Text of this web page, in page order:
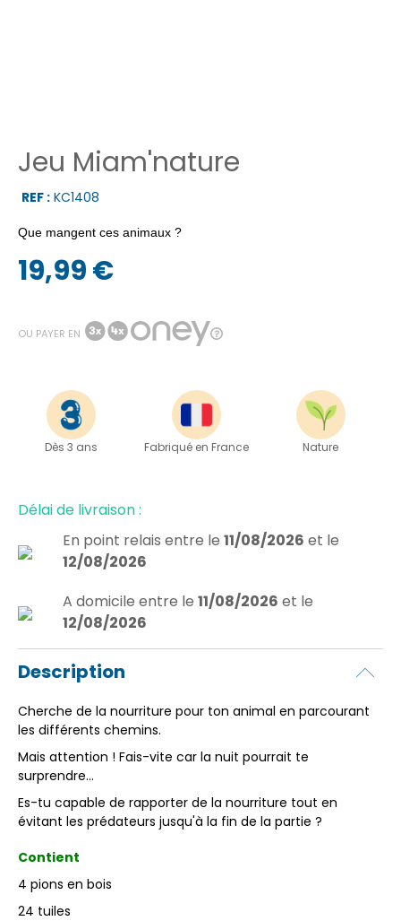
Jeu Miam'nature
REF : KC1408
Que mangent ces animaux ?
19,99 €
OU PAYER EN
Dès 3 ans Fabriqué en France Nature
Délai de livraison :
En point relais entre le 11/08/2026 et le
12/08/2026
A domicile entre le 11/08/2026 et le
12/08/2026
Description
Cherche de la nourriture pour ton animal en parcourant
les différents chemins.
Mais attention ! Fais-vite car la nuit pourrait te
surprendre...
Es-tu capable de rapporter de la nourriture tout en
évitant les prédateurs jusqu'à la fin de la partie ?
Contient
4 pions en bois
24 tuiles